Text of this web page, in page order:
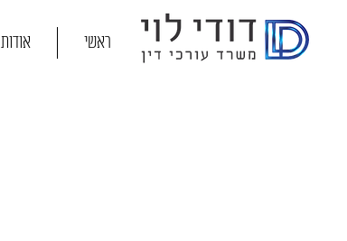
אודות ראשי